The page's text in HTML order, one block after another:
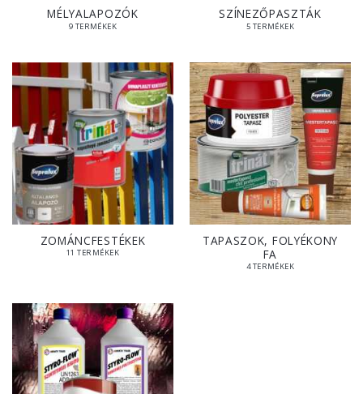
MÉLYALAPOZÓK
9 TERMÉKEK
SZÍNEZŐPASZTÁK
5 TERMÉKEK
ZOMÁNCFESTÉKEK
11 TERMÉKEK
TAPASZOK, FOLYÉKONY
FA
4 TERMÉKEK